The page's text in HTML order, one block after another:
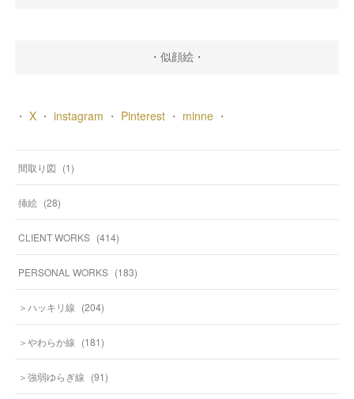
・似顔絵・
・ X・ instagram ・ Pinterest・ minne・
間取り図 (1)
挿絵 (28)
CLIENT WORKS (414)
PERSONAL WORKS (183)
＞ハッキリ線 (204)
＞やわらか線 (181)
＞強弱ゆらぎ線 (91)